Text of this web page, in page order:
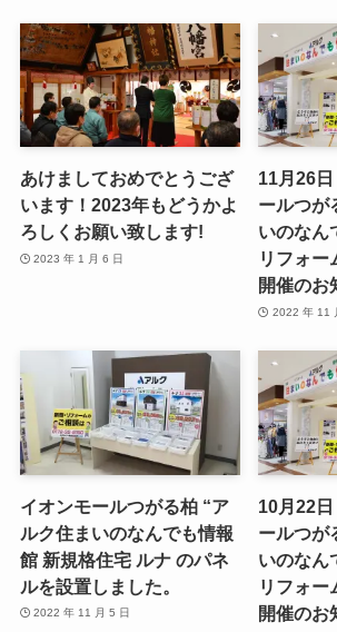
あけましておめでとうござ
います！2023年もどうかよ
ろしくお願い致します!
2023 年 1 月 6 日
11月26
ールつが
いのなん
リフォー
開催のお
2022 年 11
イオンモールつがる柏 “ア
ルク住まいのなんでも情報
館 新規格住宅 ルナ のパネ
ルを設置しました。
2022 年 11 月 5 日
10月22
ールつが
いのなん
リフォー
開催のお